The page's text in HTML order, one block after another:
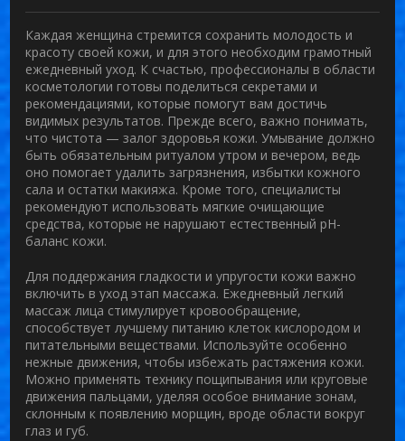
Каждая женщина стремится сохранить молодость и
красоту своей кожи, и для этого необходим грамотный
ежедневный уход. К счастью, профессионалы в области
косметологии готовы поделиться секретами и
рекомендациями, которые помогут вам достичь
видимых результатов. Прежде всего, важно понимать,
что чистота — залог здоровья кожи. Умывание должно
быть обязательным ритуалом утром и вечером, ведь
оно помогает удалить загрязнения, избытки кожного
сала и остатки макияжа. Кроме того, специалисты
рекомендуют использовать мягкие очищающие
средства, которые не нарушают естественный pH-
баланс кожи.
Для поддержания гладкости и упругости кожи важно
включить в уход этап массажа. Ежедневный легкий
массаж лица стимулирует кровообращение,
способствует лучшему питанию клеток кислородом и
питательными веществами. Используйте особенно
нежные движения, чтобы избежать растяжения кожи.
Можно применять технику пощипывания или круговые
движения пальцами, уделяя особое внимание зонам,
склонным к появлению морщин, вроде области вокруг
глаз и губ.